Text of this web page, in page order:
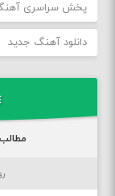
پخش سراسری
دانلود آهنگ جدید